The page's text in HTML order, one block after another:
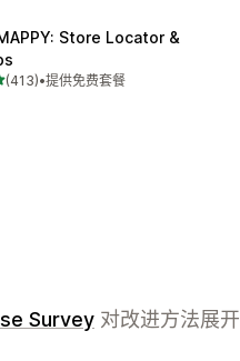
Store Locator &
（满分 5 星）
(413)条评论
•提供免费套餐
Survey 对改进方法展开